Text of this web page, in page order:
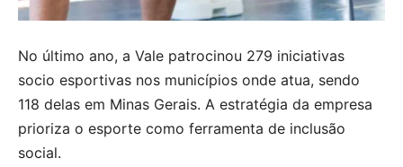
No último ano, a Vale patrocinou 279 iniciativas
socio esportivas nos municípios onde atua, sendo
118 delas em Minas Gerais. A estratégia da empresa
prioriza o esporte como ferramenta de inclusão
social.